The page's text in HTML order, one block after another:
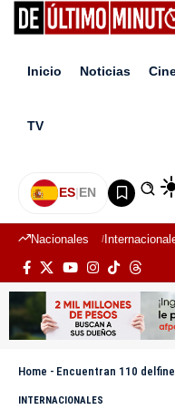
Inicio Noticias
TV
ES|EN
Nacionales
Home - Encuentran 110 delfines
INTERNACIONALES